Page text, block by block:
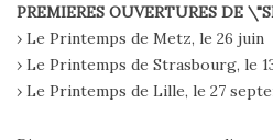
PREMIERES OUVERTURES DE
› Le Printemps de Metz, le 26 juin
› Le Printemps de Strasbourg, le
› Le Printemps de Lille, le 27